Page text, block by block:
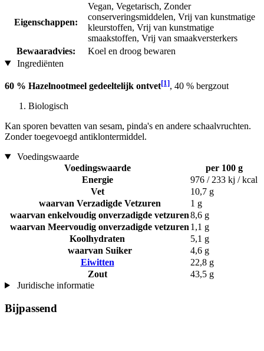
Eigenschappen:
Vegan, Vegetarisch, Zonder
conserveringsmiddelen, Vrij van kunstmatige
kleurstoffen, Vrij van kunstmatige
smaakstoffen, Vrij van smaakversterkers
Bewaaradvies:
Koel en droog bewaren
Ingrediënten
60 % Hazelnootmeel gedeeltelijk ontvet[1], 40 % bergzout
Biologisch
Kan sporen bevatten van sesam, pinda's en andere schaalvruchten.
Zonder toegevoegd antiklontermiddel.
Voedingswaarde
Voedingswaarde
per 100 g
Energie
976 / 233 kj / kcal
Vet
10,7 g
waarvan Verzadigde Vetzuren
1 g
waarvan enkelvoudig onverzadigde vetzuren8,6 g
waarvan Meervoudig onverzadigde vetzuren 1,1 g
Koolhydraten
5,1 g
waarvan Suiker
4,6 g
Eiwitten
22,8 g
Zout
43,5 g
Juridische informatie
Bijpassend